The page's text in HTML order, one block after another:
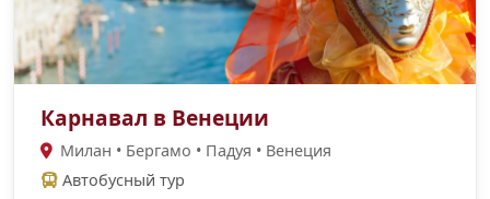
Карнавал в Венеции
Милан • Бергамо • Падуя • Венеция
Автобусный тур